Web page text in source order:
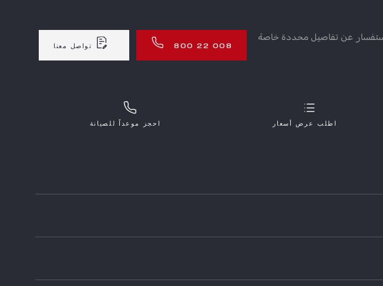
عن تفاصيل محددة خاصة
800 22 008 تواصل معنا
اطلب عرض أسعار احجز موعداً للصيانة